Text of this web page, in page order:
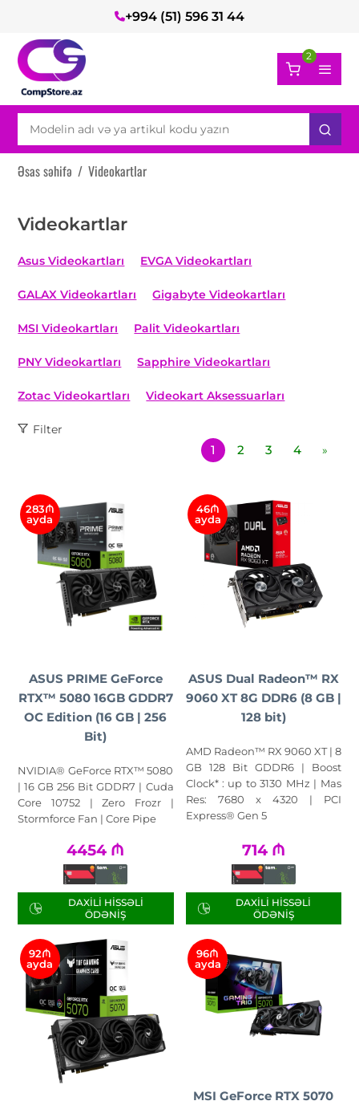
+994 (51) 596 31 44
2
Əsas səhifə / Videokartlar
Videokartlar
Asus Videokartları EVGA Videokartları
GALAX Videokartları Gigabyte Videokartları
MSI Videokartları Palit Videokartları
PNY Videokartları Sapphire Videokartları
Zotac Videokartları Videokart Aksessuarları
Filter
1 2 3 4 »
283₼
ayda
ASUS PRIME GeForce
RTX™ 5080 16GB GDDR7
OC Edition (16 GB | 256
Bit)
NVIDIA® GeForce RTX™ 5080
| 16 GB 256 Bit GDDR7 | Cuda
Core 10752 | Zero Frozr |
Stormforce Fan | Core Pipe
4454 ₼
DAXILI HISSƏLI
ÖDƏNIŞ
46₼
ayda
ASUS Dual Radeon™ RX
9060 XT 8G DDR6 (8 GB |
128 bit)
AMD Radeon™ RX 9060 XT | 8
GB 128 Bit GDDR6 | Boost
Clock* : up to 3130 MHz | Mas
Res: 7680 x 4320 | PCI
Express® Gen 5
714 ₼
DAXILI HISSƏLI
ÖDƏNIŞ
92₼
ayda
96₼
ayda
MSI GeForce RTX 5070